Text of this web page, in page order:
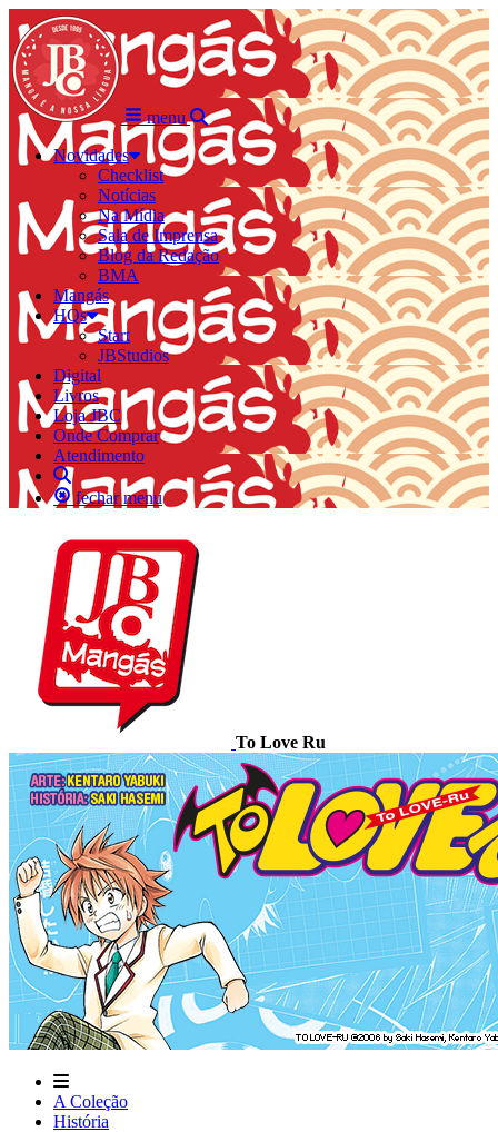
menu
Novidades
Checklist
Notícias
Na Mídia
Sala de Imprensa
Blog da Redação
BMA
Mangás
HQs
Start
JBStudios
Digital
Livros
Loja JBC
Onde Comprar
Atendimento
fechar menu
To Love Ru
A Coleção
História